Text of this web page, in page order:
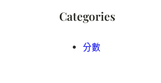
Categories
分數